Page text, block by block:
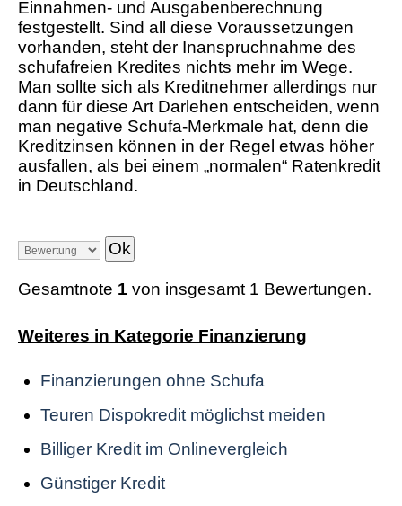
Einnahmen- und Ausgabenberechnung
festgestellt. Sind all diese Voraussetzungen
vorhanden, steht der Inanspruchnahme des
schufafreien Kredites nichts mehr im Wege.
Man sollte sich als Kreditnehmer allerdings nur
dann für diese Art Darlehen entscheiden, wenn
man negative Schufa-Merkmale hat, denn die
Kreditzinsen können in der Regel etwas höher
ausfallen, als bei einem „normalen“ Ratenkredit
in Deutschland.
Gesamtnote 1 von insgesamt 1 Bewertungen.
Weiteres in Kategorie Finanzierung
Finanzierungen ohne Schufa
Teuren Dispokredit möglichst meiden
Billiger Kredit im Onlinevergleich
Günstiger Kredit